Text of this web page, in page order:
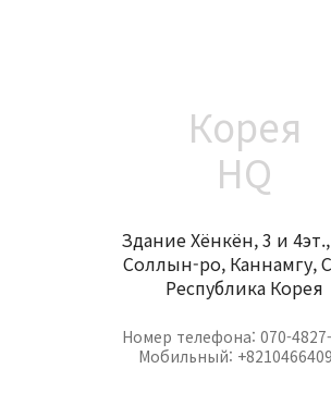
Корея
HQ
Здание Хёнкён, 3 и
Соллын-ро, Каннамгу,
Республика Корея
Номер телефона: 070-
Мобильный: